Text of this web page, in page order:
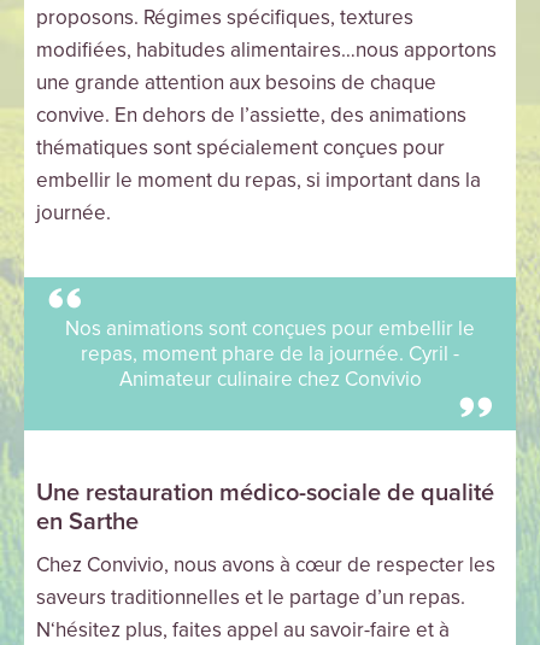
proposons. Régimes spécifiques, textures
modifiées, habitudes alimentaires…nous apportons
une grande attention aux besoins de chaque
convive. En dehors de l’assiette, des animations
thématiques sont spécialement conçues pour
embellir le moment du repas, si important dans la
journée.
Nos animations sont conçues pour embellir le
repas, moment phare de la journée. Cyril -
Animateur culinaire chez Convivio
Une restauration médico-sociale de qualité
en Sarthe
Chez Convivio, nous avons à cœur de respecter les
saveurs traditionnelles et le partage d’un repas.
N‘hésitez plus, faites appel au savoir-faire et à